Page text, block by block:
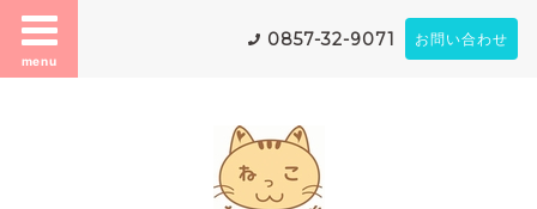
menu
0857-32-9071 お問い合わせ